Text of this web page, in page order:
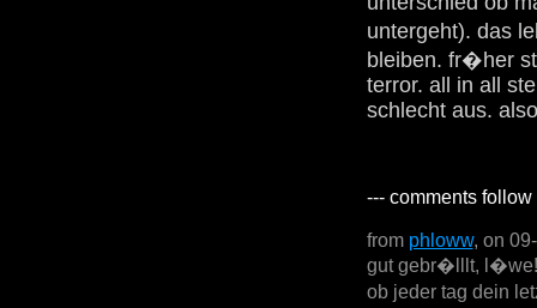
untergeht). das
bleiben. fr�her
terror. all in all
schlecht aus.
--- comments
from phloww, on
gut gebr�lllt, l�we!
ob jeder tag dein